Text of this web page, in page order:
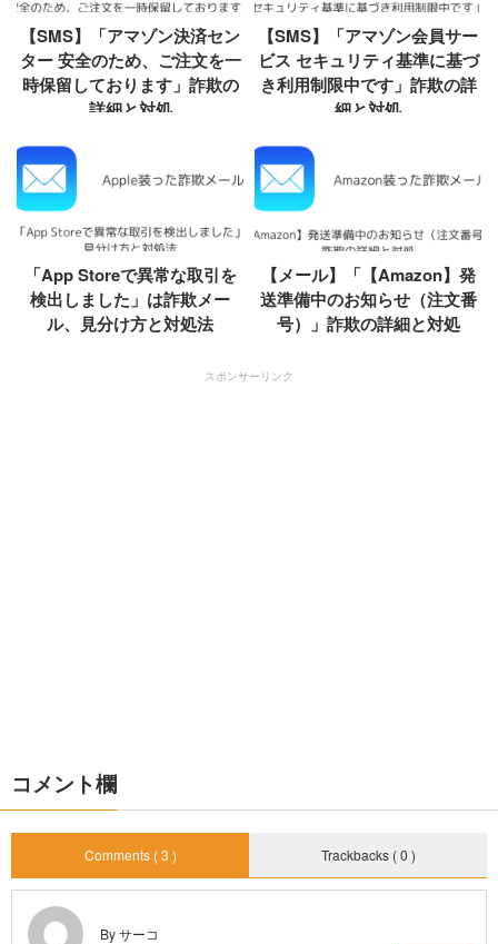
【SMS】「アマゾン決済セン
ター 安全のため、ご注文を一
時保留しております」詐欺の
詳細と対処
【SMS】「アマゾン会員サー
ビス セキュリティ基準に基づ
き利用制限中です」詐欺の詳
細と対処
「App Storeで異常な取引を
検出しました」は詐欺メー
ル、見分け方と対処法
【メール】「【Amazon】発
送準備中のお知らせ（注文番
号）」詐欺の詳細と対処
スポンサーリンク
コメント欄
Comments ( 3 ) Trackbacks ( 0 )
By サーコ